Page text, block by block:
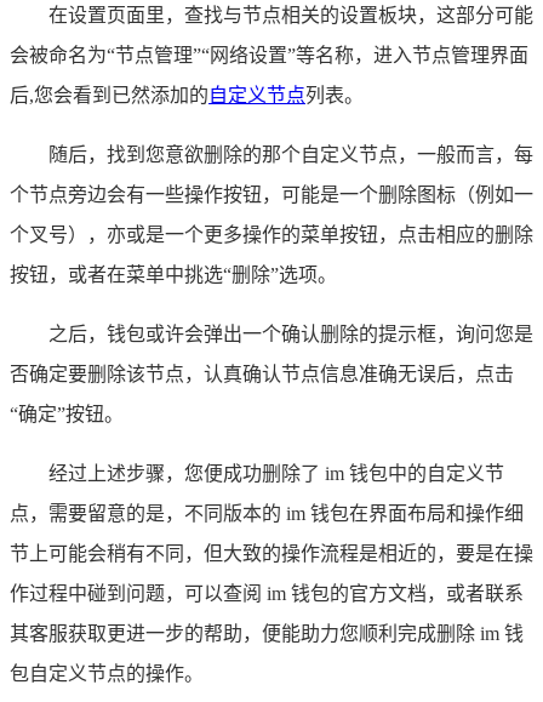
在设置页面里，查找与节点相关的设置板块，这部分可能
会被命名为“节点管理”“网络设置”等名称，进入节点管理界面
后,您会看到已然添加的自定义节点列表。
随后，找到您意欲删除的那个自定义节点，一般而言，每
个节点旁边会有一些操作按钮，可能是一个删除图标（例如一
个叉号），亦或是一个更多操作的菜单按钮，点击相应的删除
按钮，或者在菜单中挑选“删除”选项。
之后，钱包或许会弹出一个确认删除的提示框，询问您是
否确定要删除该节点，认真确认节点信息准确无误后，点击
“确定”按钮。
经过上述步骤，您便成功删除了 im 钱包中的自定义节
点，需要留意的是，不同版本的 im 钱包在界面布局和操作细
节上可能会稍有不同，但大致的操作流程是相近的，要是在操
作过程中碰到问题，可以查阅 im 钱包的官方文档，或者联系
其客服获取更进一步的帮助，便能助力您顺利完成删除 im 钱
包自定义节点的操作。